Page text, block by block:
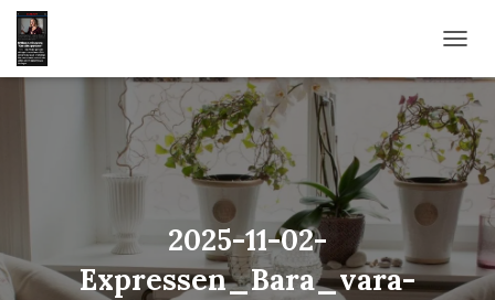
2025-11-02-
Expressen_Bara_vara-